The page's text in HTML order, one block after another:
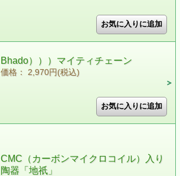
Bhado）））マイティチェーン
価格： 2,970円(税込)
CMC（カーボンマイクロコイル）入り
陶器「地祇」